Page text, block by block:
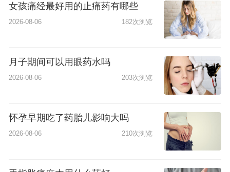
女孩痛经最好用的止痛药有哪些
2026-08-06 182次浏览
月子期间可以用眼药水吗
2026-08-06 203次浏览
怀孕早期吃了药胎儿影响大吗
2026-08-06 210次浏览